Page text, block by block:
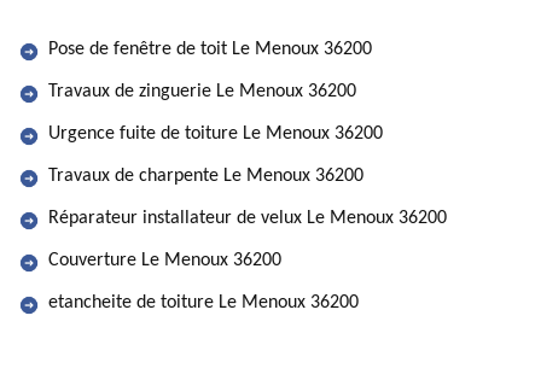
Pose de fenêtre de toit Le Menoux 36200
Travaux de zinguerie Le Menoux 36200
Urgence fuite de toiture Le Menoux 36200
Travaux de charpente Le Menoux 36200
Réparateur installateur de velux Le Menoux 36200
Couverture Le Menoux 36200
etancheite de toiture Le Menoux 36200